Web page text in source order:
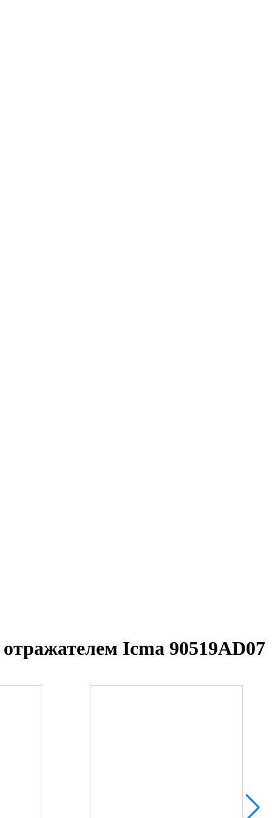
Icma 90519AD07